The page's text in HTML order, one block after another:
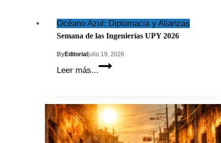
Océano Azul: Diplomacia y Alianzas
Semana de las Ingenierías UPY 2026
ByEditorialjulio 19, 2026
Leer más...
Semana
Ingenierías
UPY
2026